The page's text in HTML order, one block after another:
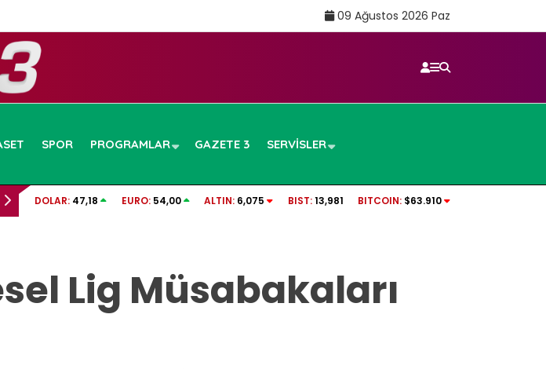
09 Ağustos 2026 Paz
SPOR PROGRAMLAR GAZETE 3 SERVISLER
hayatını kaybetti: 59 yaşındaydı…
Sigarayı bırakmanın bir faydası daha
DOLAR: 47,18 EURO: 54,00 ALTIN: 6,075 BIST: 13,981 BITCOIN: $63.910
Lig Müsabakaları